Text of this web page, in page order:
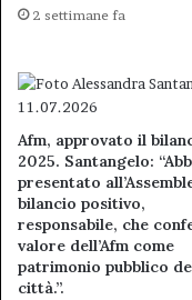
2 settimane fa
Afm, approvato il
2025. Santangelo:
presentato
bilancio positivo,
responsabile, che
valore dell’Afm come
patrimonio pubblico
città.”.